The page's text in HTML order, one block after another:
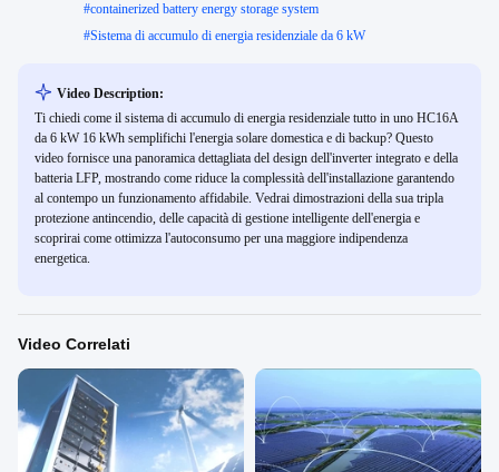
#containerized battery energy storage system
#Sistema di accumulo di energia residenziale da 6 kW
Video Description:
Ti chiedi come il sistema di accumulo di energia residenziale tutto in uno HC16A
da 6 kW 16 kWh semplifichi l'energia solare domestica e di backup? Questo
video fornisce una panoramica dettagliata del design dell'inverter integrato e della
batteria LFP, mostrando come riduce la complessità dell'installazione garantendo
al contempo un funzionamento affidabile. Vedrai dimostrazioni della sua tripla
protezione antincendio, delle capacità di gestione intelligente dell'energia e
scoprirai come ottimizza l'autoconsumo per una maggiore indipendenza
energetica.
Video Correlati